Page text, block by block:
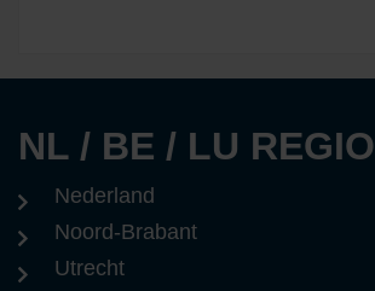
NL / BE / LU REGIO
Nederland
Noord-Brabant
Utrecht